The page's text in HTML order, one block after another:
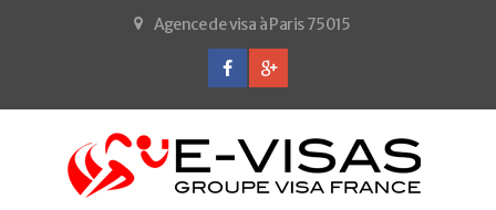
Agence de visa à Paris 75015